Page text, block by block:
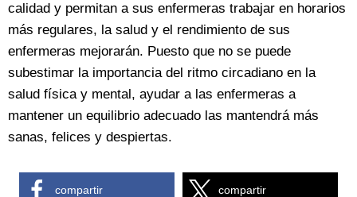
calidad y permitan a sus enfermeras trabajar en horarios
más regulares, la salud y el rendimiento de sus
enfermeras mejorarán. Puesto que no se puede
subestimar la importancia del ritmo circadiano en la
salud física y mental, ayudar a las enfermeras a
mantener un equilibrio adecuado las mantendrá más
sanas, felices y despiertas.
compartir compartir